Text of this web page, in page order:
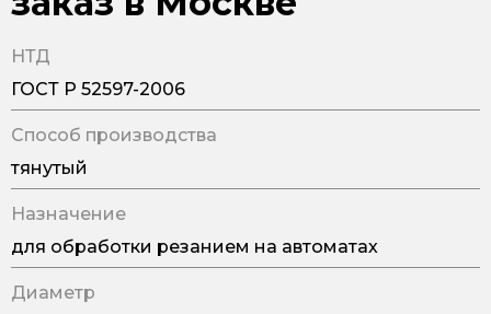
НТД
ГОСТ Р 52597-2006
Способ производства
тянутый
Назначение
для обработки резанием на автоматах
Диаметр